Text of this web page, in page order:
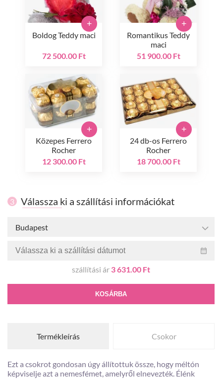
Boldog Teddy maci
72 500.00 Ft
+
Romantikus Teddy
maci
51 900.00 Ft
+
Közepes Ferrero
Rocher
12 300.00 Ft
+
24 db-os Ferrero
Rocher
18 700.00 Ft
+
3 Válassza ki a szállítási információkat
Budapest
szállítási ár 3 631.00 Ft
KOSÁRBA
Termékleírás Csokor
Ezt a csokrot gondosan úgy állítottuk össze, hogy méltón
képviselje azt a nemesfémet, amelyről elnevezték. Élénk